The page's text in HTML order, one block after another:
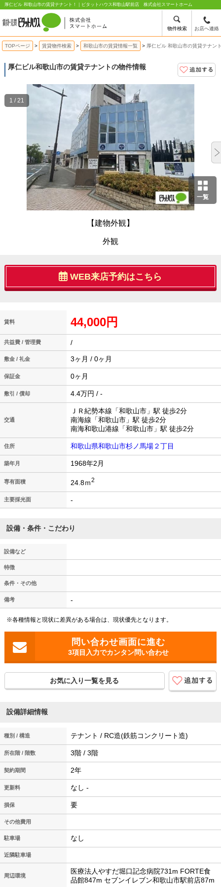
物件検索 お店へ連絡
厚仁ビル 和歌山市の賃貸テナント！｜ピタットハウス和歌山駅前店 株式会社スマートホーム
TOPページ 賃貸物件検索 和歌山市の賃貸情報一覧 厚仁ビル 和歌山市の賃貸テナン
厚仁ビル和歌山市の賃貸テナントの物件情報
一覧
【建物外観】
外観
1 / 21
WEB来店予約はこちら
賃料 44,000円
共益費 / 管理費 /
敷金 / 礼金 3ヶ月 / 0ヶ月
保証金 0ヶ月
敷引 / 償却 4.4万円 / -
交通
ＪＲ紀勢本線「和歌山市」駅 徒歩2分
南海線「和歌山市」駅 徒歩2分
南海和歌山港線「和歌山市」駅 徒歩2分
住所 和歌山県和歌山市杉ノ馬場２丁目
築年月 1968年2月
専有面積 24.8ｍ2
主要採光面 -
設備・条件・こだわり
設備など
特徴
条件・その他
備考 -
※各種情報と現状に差異がある場合は、現状優先となります。
3項目入力でカンタン問い合わせ
お気に入り一覧を見る
設備詳細情報
種別 / 構造 テナント / RC造(鉄筋コンクリート造)
所在階 / 階数 3階 / 3階
契約期間 2年
更新料 なし -
損保 要
その他費用
駐車場 なし
近隣駐車場
周辺環境
医療法人やすだ堀口記念病院731m FORTE食
品館847m セブンイレブン和歌山市駅前店87m